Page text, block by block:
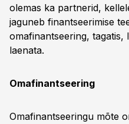
olemas ka partnerid,
jaguneb finantseerimise
omafinantseering, tagatis,
laenata.
Omafinantseering
Omafinantseeringu mõte